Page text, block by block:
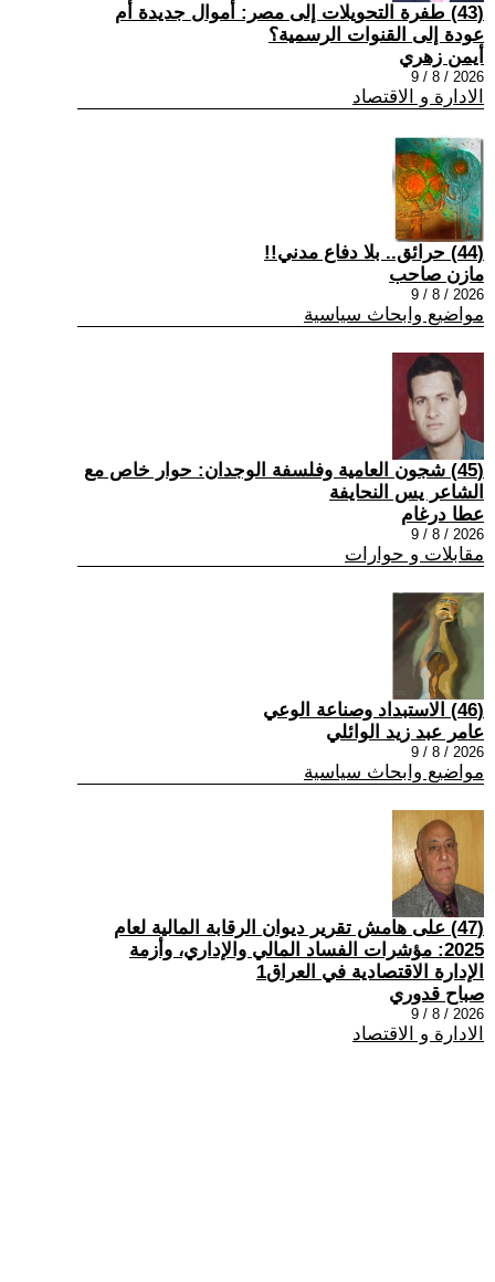
(43) طفرة التحويلات إلى مصر: أموال جديدة أم
عودة إلى القنوات الرسمية؟
أيمن زهري
2026 / 8 / 9
الادارة و الاقتصاد
(44) حرائق.. بلا دفاع مدني!!
مازن صاحب
2026 / 8 / 9
مواضيع وابحاث سياسية
(45) شجون العامية وفلسفة الوجدان: حوار خاص مع
الشاعر يس النحايفة
عطا درغام
2026 / 8 / 9
مقابلات و حوارات
(46) الاستبداد وصناعة الوعي
عامر عبد زيد الوائلي
2026 / 8 / 9
مواضيع وابحاث سياسية
(47) على هامش تقرير ديوان الرقابة المالية لعام
2025: مؤشرات الفساد المالي والإداري، وأزمة
الإدارة الاقتصادية في العراق1
صباح قدوري
2026 / 8 / 9
الادارة و الاقتصاد